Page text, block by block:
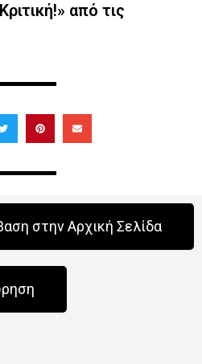
από τις
στην Αρχική Σελίδα